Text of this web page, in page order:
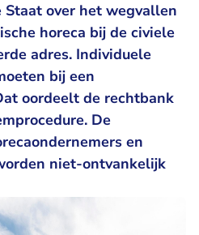
over het wegvallen
horeca bij de civiele
adres. Individuele
bij een
oordeelt de rechtbank
De
en
niet-ontvankelijk